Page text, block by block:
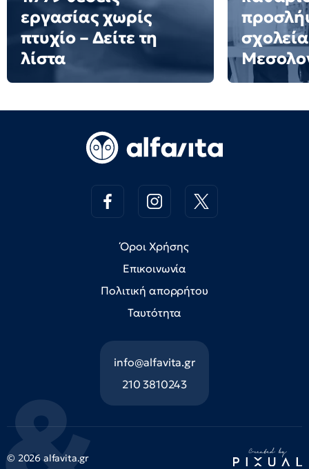
εργασίας χωρίς
πτυχίο – Δείτε τη
λίστα
Όροι Χρήσης
Επικοινωνία
Πολιτική απορρήτου
Ταυτότητα
info@alfavita.gr
210 3810243
© 2026 alfavita.gr